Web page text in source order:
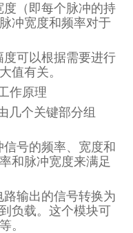
（即每个脉冲的持
冲宽度和频率对于
可以根据需要进行
值有关。
作原理
几个关键部分组
号的频率、宽度和
和脉冲宽度来满足
输出的信号转换为
负载。这个模块可
。